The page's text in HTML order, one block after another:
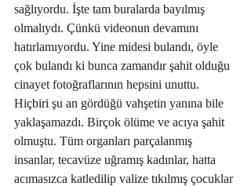
sağlıyordu. İşte tam buralarda bayılmış
olmalıydı. Çünkü videonun devamını
hatırlamıyordu. Yine midesi bulandı, öyle
çok bulandı ki bunca zamandır şahit olduğu
cinayet fotoğraflarının hepsini unuttu.
Hiçbiri şu an gördüğü vahşetin yanına bile
yaklaşamazdı. Birçok ölüme ve acıya şahit
olmuştu. Tüm organları parçalanmış
insanlar, tecavüze uğramış kadınlar, hatta
acımasızca katledilip valize tıkılmış çocuklar